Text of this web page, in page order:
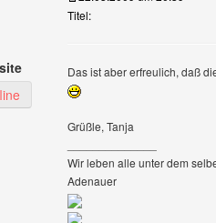
Benutzer-Profile anzeigen
Titel:
Das ist aber erfreulich, daß
Grüßle, Tanja
Wir leben alle unter dem
Adenauer